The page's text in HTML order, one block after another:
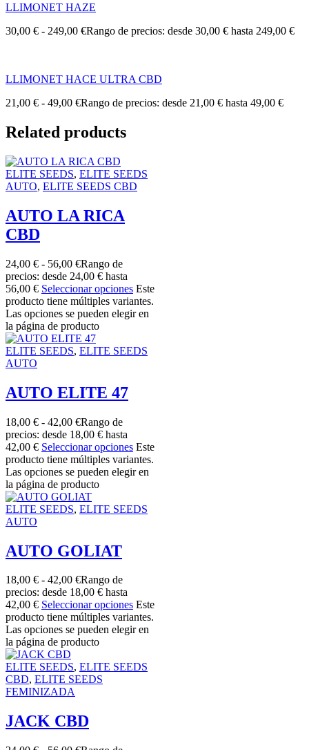
LLIMONET HAZE
30,00 € - 249,00 €Rango de precios: desde 30,00 € hasta 249,00 €
LLIMONET HACE ULTRA CBD
21,00 € - 49,00 €Rango de precios: desde 21,00 € hasta 49,00 €
Related products
ELITE SEEDS, ELITE SEEDS
AUTO, ELITE SEEDS CBD
AUTO LA RICA
CBD
24,00 € - 56,00 €Rango de
precios: desde 24,00 € hasta
56,00 € Seleccionar opciones Este
producto tiene múltiples variantes.
Las opciones se pueden elegir en
la página de producto
ELITE SEEDS, ELITE SEEDS
AUTO
AUTO ELITE 47
18,00 € - 42,00 €Rango de
precios: desde 18,00 € hasta
42,00 € Seleccionar opciones Este
producto tiene múltiples variantes.
Las opciones se pueden elegir en
la página de producto
ELITE SEEDS, ELITE SEEDS
AUTO
AUTO GOLIAT
18,00 € - 42,00 €Rango de
precios: desde 18,00 € hasta
42,00 € Seleccionar opciones Este
producto tiene múltiples variantes.
Las opciones se pueden elegir en
la página de producto
ELITE SEEDS, ELITE SEEDS
CBD, ELITE SEEDS
FEMINIZADA
JACK CBD